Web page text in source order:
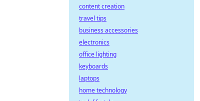
content creation
travel tips
business accessories
electronics
office lighting
keyboards
laptops
home technology